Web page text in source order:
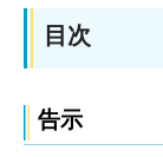
目次
告示